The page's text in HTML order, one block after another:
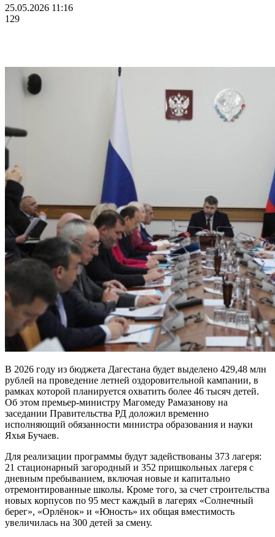
25.05.2026 11:16
129
В 2026 году из бюджета Дагестана будет выделено 429,48 млн
рублей на проведение летней оздоровительной кампании, в
рамках которой планируется охватить более 46 тысяч детей.
Об этом премьер-министру Магомеду Рамазанову на
заседании Правительства РД доложил временно
исполняющий обязанности министра образования и науки
Яхья Бучаев.
Для реализации программы будут задействованы 373 лагеря:
21 стационарный загородный и 352 пришкольных лагеря с
дневным пребыванием, включая новые и капитально
отремонтированные школы. Кроме того, за счет строительства
новых корпусов по 95 мест каждый в лагерях «Солнечный
берег», «Орлёнок» и «Юность» их общая вместимость
увеличилась на 300 детей за смену.